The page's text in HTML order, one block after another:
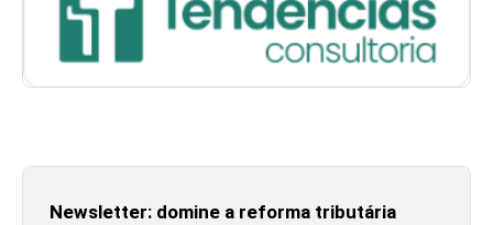
Newsletter: domine a reforma tributária